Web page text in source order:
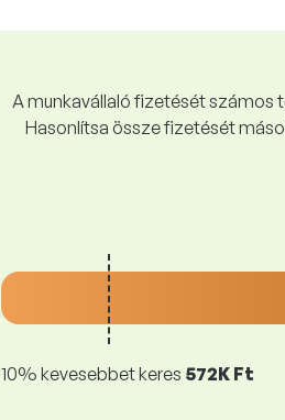
A munkavállaló fizetését számos
Hasonlítsa össze fizetését
10% kevesebbet keres 572K Ft